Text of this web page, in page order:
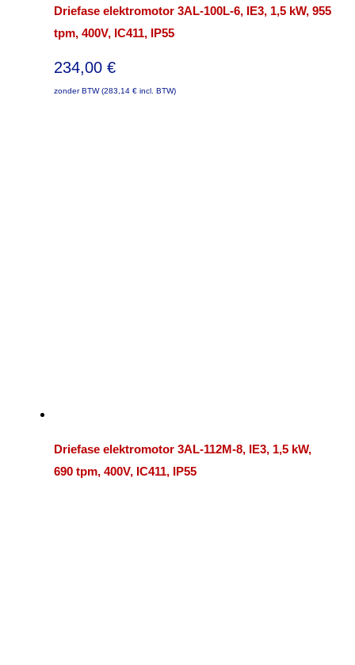
Driefase elektromotor 3AL-100L-6, IE3, 1,5 kW, 955
tpm, 400V, IC411, IP55
234,00 €
zonder BTW (283,14 € incl. BTW)
Driefase elektromotor 3AL-112M-8, IE3, 1,5 kW,
690 tpm, 400V, IC411, IP55